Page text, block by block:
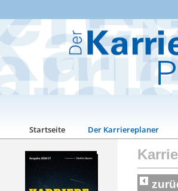
Startseite Der Karriereplaner